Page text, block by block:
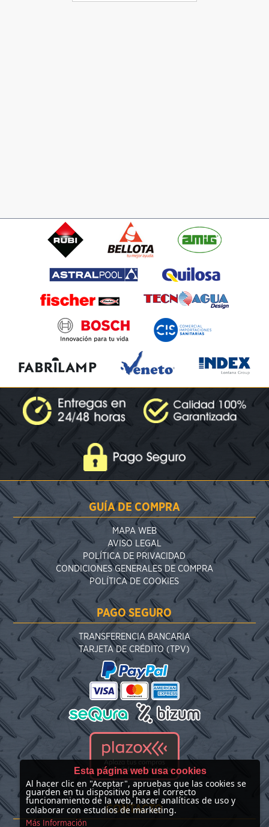
GUÍA DE COMPRA
MAPA WEB
AVISO LEGAL
POLÍTICA DE PRIVACIDAD
CONDICIONES GENERALES DE COMPRA
POLÍTICA DE COOKIES
PAGO SEGURO
TRANSFERENCIA BANCARIA
TARJETA DE CRÉDITO (TPV)
CONTACTO
Esta página web usa cookies
Al hacer clic en "Aceptar", apruebas que las cookies se
guarden en tu dispositivo para el correcto
funcionamiento de la web, hacer analíticas de uso y
colaborar con estudios de marketing.
Más Información